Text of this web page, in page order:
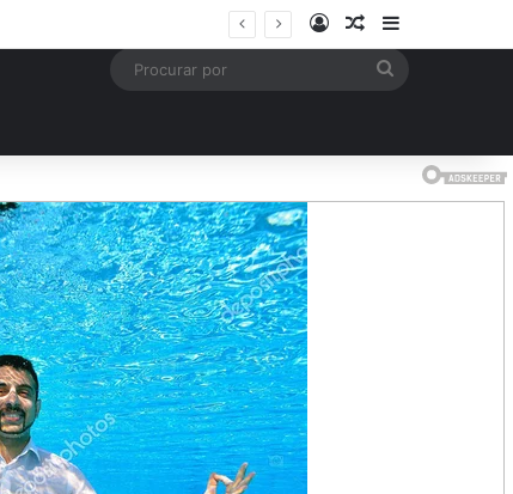
EntrarArtigo aleatório
Barra Lateral